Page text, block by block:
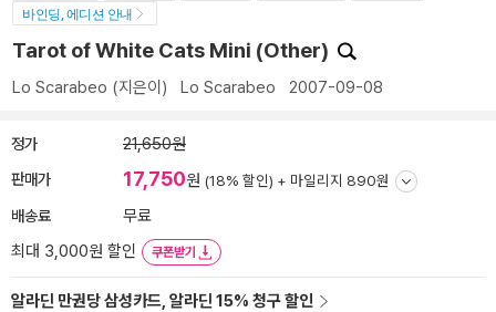
바인딩, 에디션 안내
Tarot of White Cats Mini (Other)
Lo Scarabeo (지은이) Lo Scarabeo 2007-09-08
정가 21,650원
판매가 17,750원 (18% 할인) + 마일리지 890원
배송료
무료
최대 3,000원 할인
쿠폰받기
알라딘 만권당 삼성카드, 알라딘 15% 청구 할인